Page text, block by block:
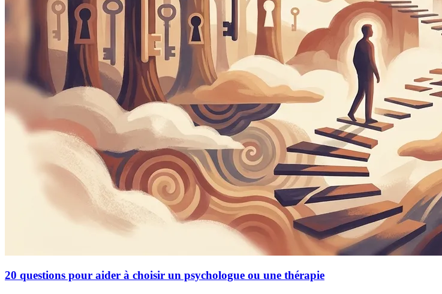
20 questions pour aider à choisir un psychologue ou une thérapie